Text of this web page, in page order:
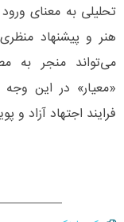
تحلیلی به معنای
هنر و پیشنهاد
می‌تواند منجر به
«معیار» در این
فرایند اجتهاد آزاد و